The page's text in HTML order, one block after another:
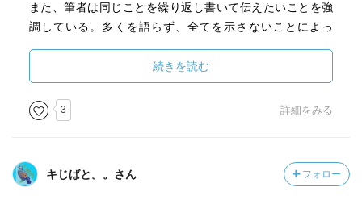
また、筆者は同じことを繰り返し書いて伝えたいことを強
調している。多くを語らず、全てを示さないことによっ
死ぬまで何度も何度も読み返したい。本書の中の人生で大
切なことを、自分の体に染み込ませたい。
続きを読む
3 詳細をみる
キじばと。。さん フォロー